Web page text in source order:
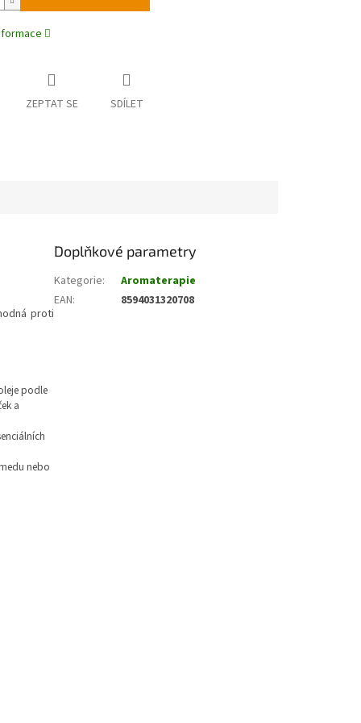
ZEPTAT SE SDÍLET
proti
podle
a
nebo
Doplňkové parametry
Kategorie:
Aromaterapie
EAN: 8594031320708